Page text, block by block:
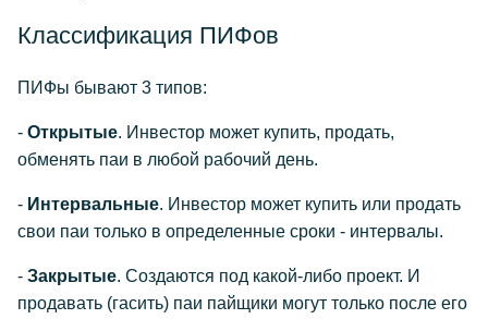
Классификация ПИФов
ПИФы бывают 3 типов:
- Открытые. Инвестор может купить, продать,
обменять паи в любой рабочий день.
- Интервальные. Инвестор может купить или продать
свои паи только в определенные сроки - интервалы.
- Закрытые. Создаются под какой-либо проект. И
продавать (гасить) паи пайщики могут только после его